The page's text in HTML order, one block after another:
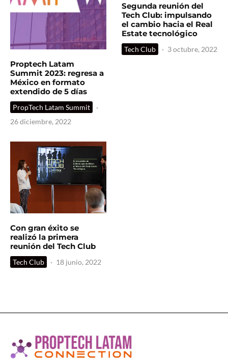
Proptech Latam
Summit 2023: regresa a
México en formato
extendido de 5 días
PropTech Latam Summit
·
26 diciembre, 2022
Con gran éxito se
realizó la primera
reunión del Tech Club
Tech Club · 18 junio, 2022
Segunda reunión del
Tech Club: impulsando
el cambio hacia el Real
Estate tecnológico
Tech Club · 3 octubre, 2022